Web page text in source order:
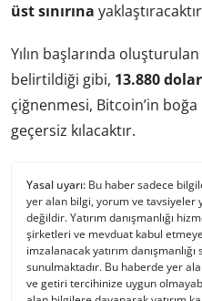
üst sınırına
Yılın başlarında
belirtildiği gibi, 13.880 dolar
çiğnenmesi, Bitcoin’in
geçersiz kılacaktır.
Yasal uyarı: Bu haber sadece
yer alan bilgi, yorum ve tavsiyeler
değildir. Yatırım danışmanlığı
şirketleri ve mevduat kabul
imzalanacak yatırım
sunulmaktadır. Bu haberde yer
ve getiri tercihinize uygun